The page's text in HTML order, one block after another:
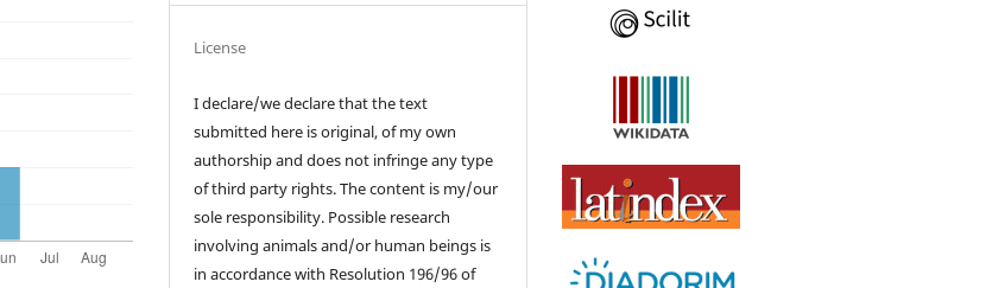
License
I declare/we declare that the text
submitted here is original, of my own
authorship and does not infringe any type
of third party rights. The content is my/our
sole responsibility. Possible research
involving animals and/or human beings is
in accordance with Resolution 196/96 of